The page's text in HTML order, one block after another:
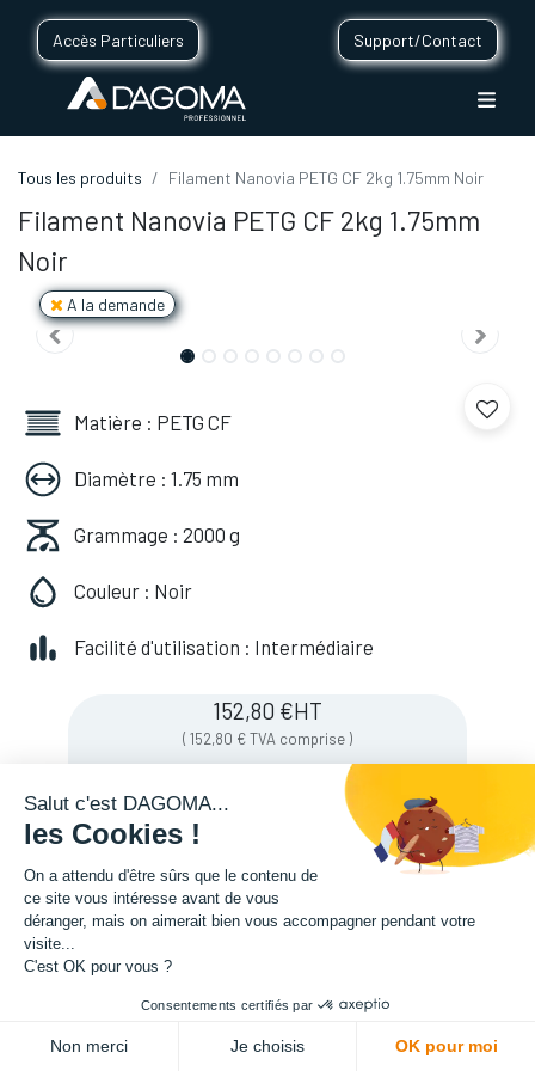
Accès Particuliers Support/Contact
Tous les produits Filament Nanovia PETG CF 2kg 1.75mm Noir
Filament Nanovia PETG CF 2kg 1.75mm
Noir
A la demande
Matière : PETG CF
Diamètre : 1.75 mm
Grammage : 2000 g
Couleur : Noir
Facilité d'utilisation : Intermédiaire
152,80 €HT
( 152,80 €TVA comprise )
Soyez averti lorsque le produit est de
nouveau en stock
Salut c'est DAGOMA...
les Cookies !
On a attendu d'être sûrs que le contenu de
ce site vous intéresse avant de vous
déranger, mais on aimerait bien vous accompagner pendant votre
visite...
C'est OK pour vous ?
Consentements certifiés par
Non merci Je choisis OK pour moi